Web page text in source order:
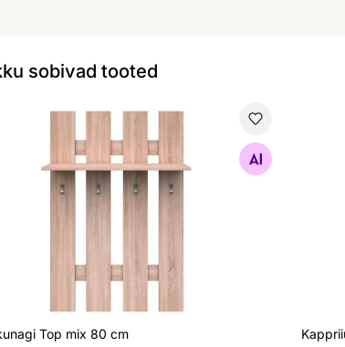
sobivad tooted
Top mix 80 cm
Otsi sarnaseid
Top mix 80 cm